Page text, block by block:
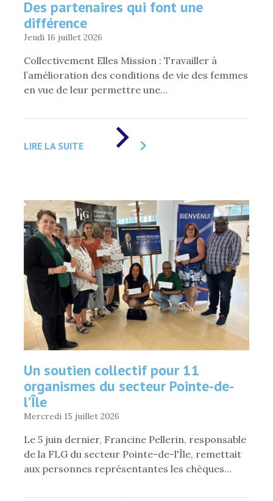
Des partenaires qui font une
différence
Jeudi 16 juillet 2026
Collectivement Elles Mission : Travailler à
l’amélioration des conditions de vie des femmes
en vue de leur permettre une...
LIRE LA SUITEDES
DIFFÉRENCE
»
Un soutien collectif pour 11
organismes du secteur Pointe-de-
l’Île
Mercredi 15 juillet 2026
Le 5 juin dernier, Francine Pellerin, responsable
de la FLG du secteur Pointe-de-l'Île, remettait
aux personnes représentantes les chèques...